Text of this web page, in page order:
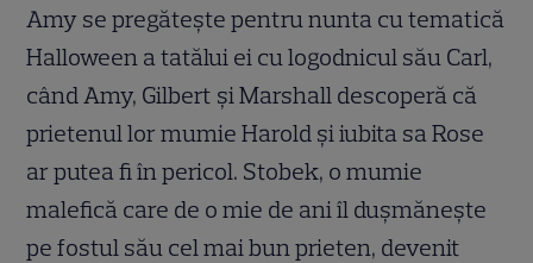
Amy se pregătește pentru nunta cu tematică
Halloween a tatălui ei cu logodnicul său Carl,
când Amy, Gilbert și Marshall descoperă că
prietenul lor mumie Harold și iubita sa Rose
ar putea fi în pericol. Stobek, o mumie
malefică care de o mie de ani îl dușmănește
pe fostul său cel mai bun prieten, devenit